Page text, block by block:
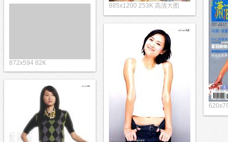
885x1200 253K 高清大图
872x594 82K